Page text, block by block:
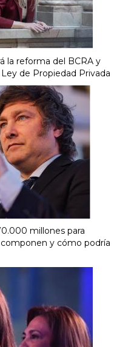
la reforma del BCRA y
de Propiedad Privada
millones para
y cómo podría